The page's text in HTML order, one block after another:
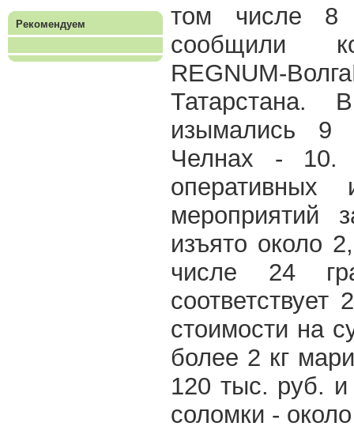
Рекомендуем
том числе 8
сообщили
REGNUM-
Татарстана.
изымались 9
Челнах - 10.
оперативных
мероприятий
изъято около
числе 24
стоимости на
более 2 кг
120 тыс. руб.
соломки -